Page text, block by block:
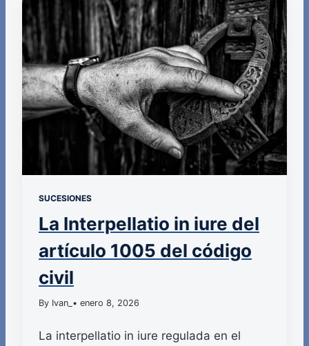
SUCESIONES
La Interpellatio in iure del
artículo 1005 del código
civil
By Ivan_ • enero 8, 2026
La interpellatio in iure regulada en el